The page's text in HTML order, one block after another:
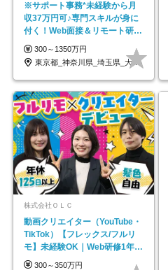
※サポート事務*未経験から月
収37万円可♪専門スキルが身に
付く！Web面接＆リモート研修
も充実♪/a
300～1350万円
東京都_神奈川県_埼玉県_大阪府_愛知県…
株式会社ＯＬＣ
動画クリエイター（YouTube・
TikTok）【フレックス/フルリ
モ】未経験OK｜Web研修1年間
｜副業OK
300～350万円